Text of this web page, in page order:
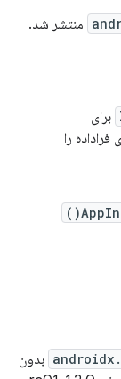
منتشر شد.
برای
را
بدون